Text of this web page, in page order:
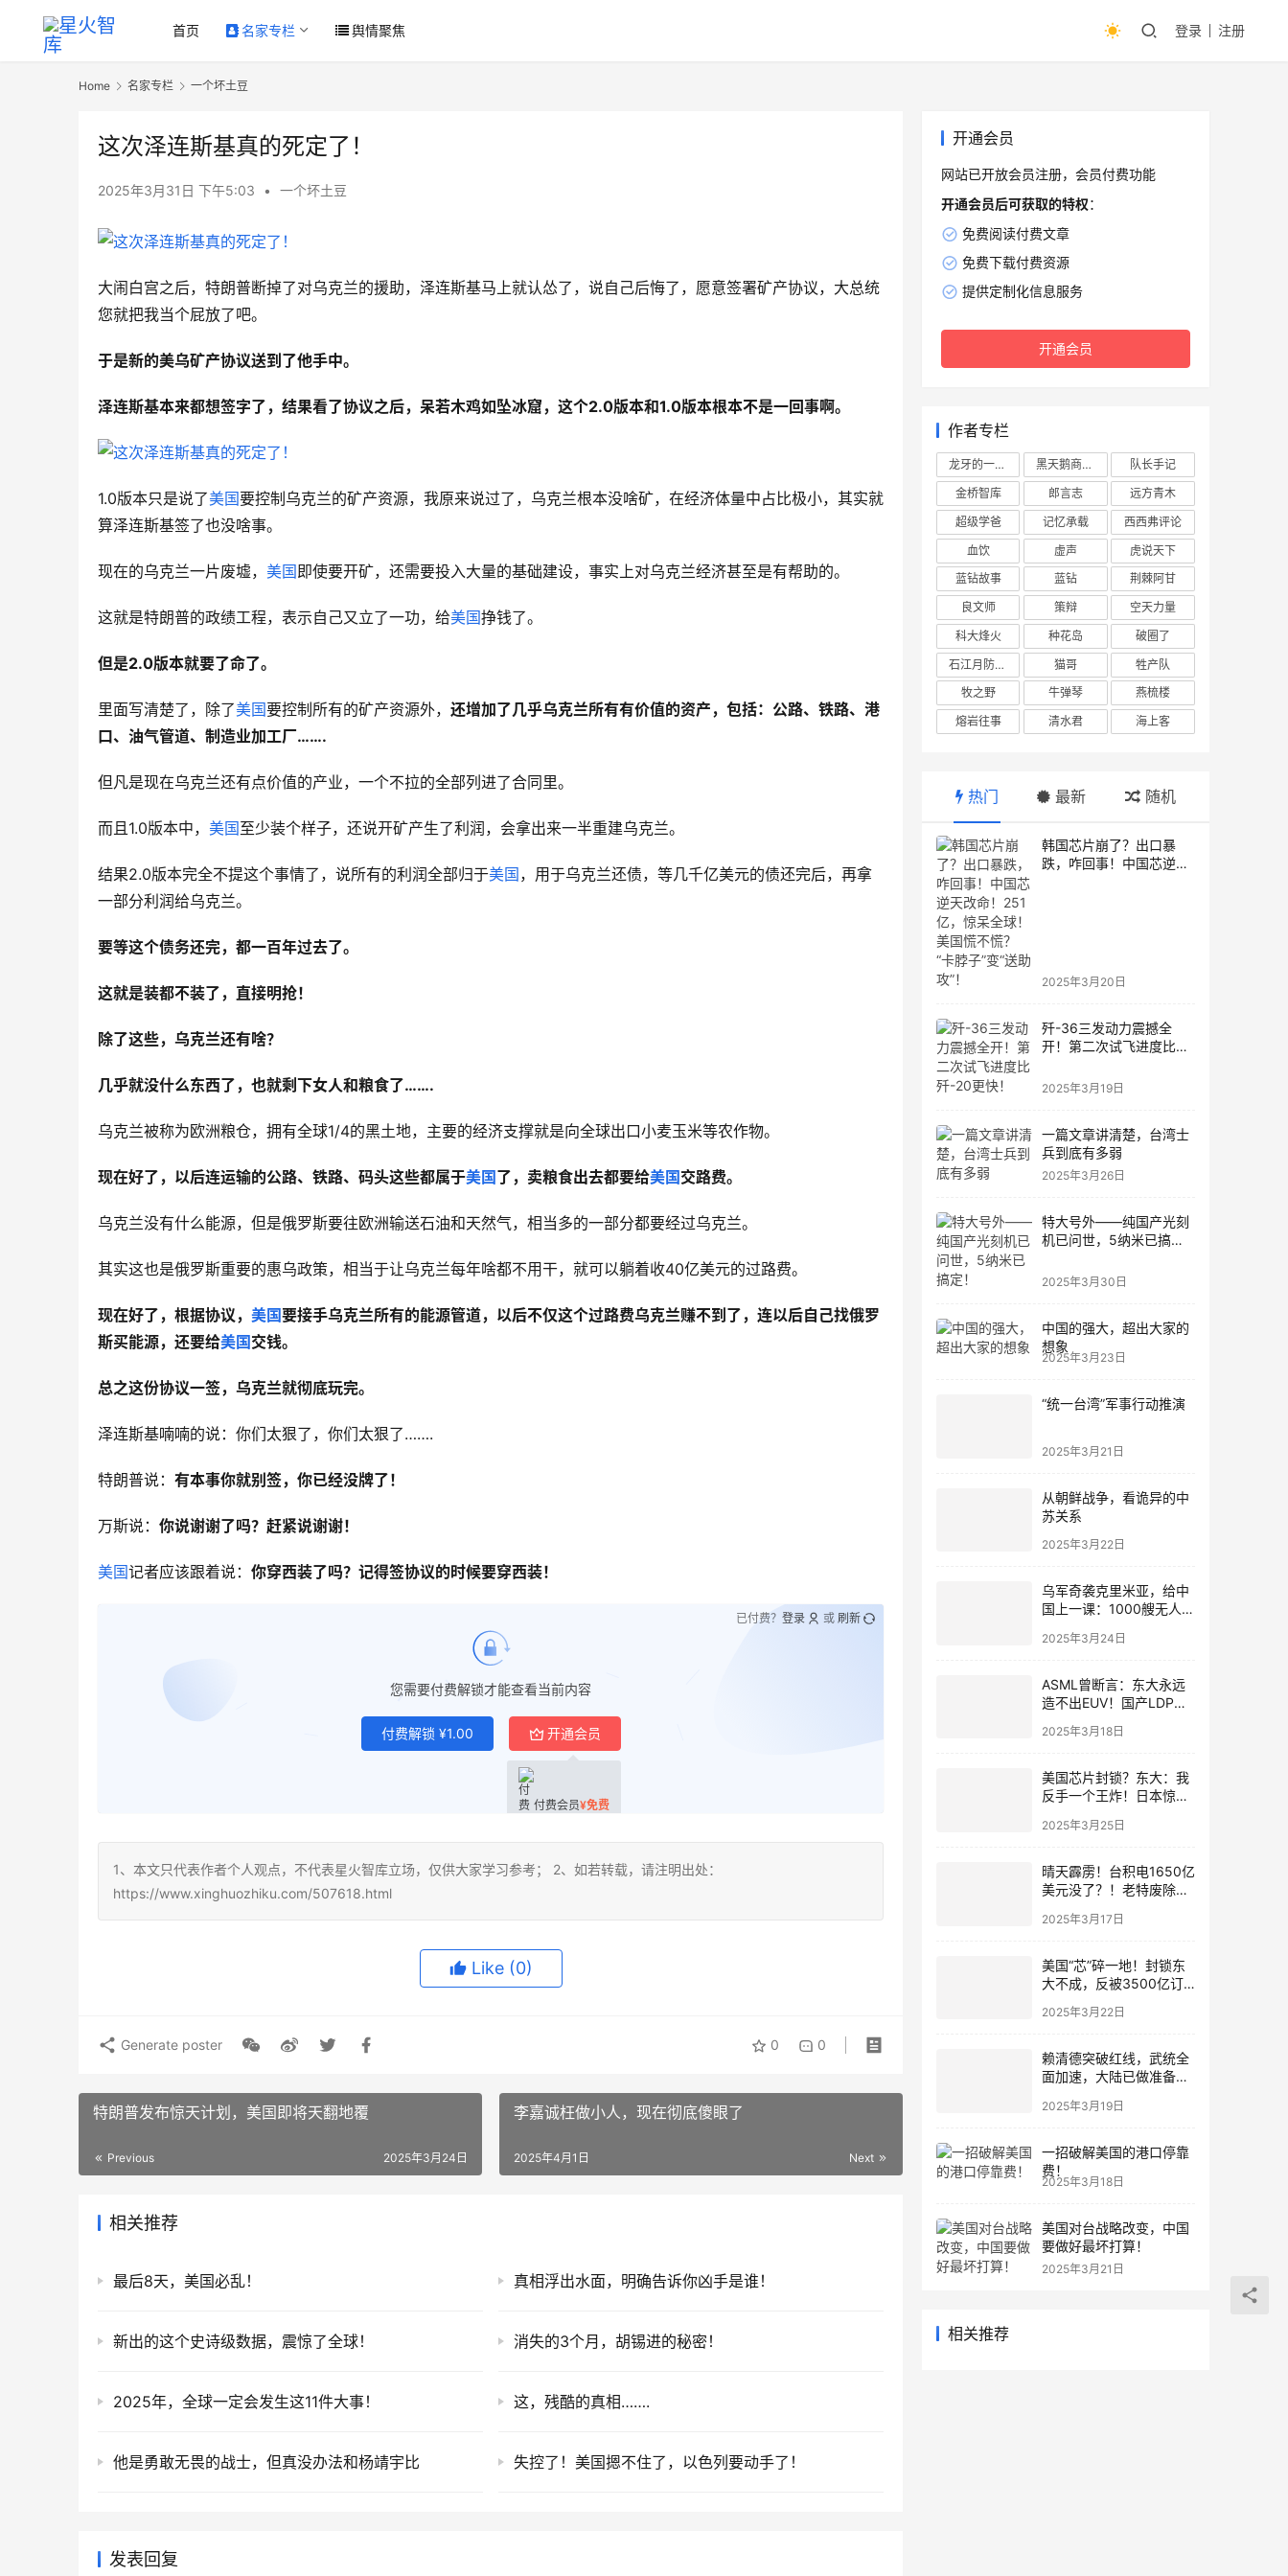
首页 名家专栏 舆情聚焦 登录 注册
Home 名家专栏 一个坏土豆
这次泽连斯基真的死定了！
2025年3月31日 下午5:03 • 一个坏土豆
大闹白宫之后，特朗普断掉了对乌克兰的援助，泽连斯基马上就认怂了，说自己后悔了，愿意签署矿产协议，大总统
您就把我当个屁放了吧。
于是新的美乌矿产协议送到了他手中。
泽连斯基本来都想签字了，结果看了协议之后，呆若木鸡如坠冰窟，这个2.0版本和1.0版本根本不是一回事啊。
1.0版本只是说了美国要控制乌克兰的矿产资源，我原来说过了，乌克兰根本没啥矿，在经济体量中占比极小，其实就
算泽连斯基签了也没啥事。
现在的乌克兰一片废墟， 美国即使要开矿，还需要投入大量的基础建设，事实上对乌克兰经济甚至是有帮助的。
这就是特朗普的政绩工程，表示自己又立了一功，给美国挣钱了。
但是2.0版本就要了命了。
里面写清楚了，除了美国要控制所有的矿产资源外， 还增加了几乎乌克兰所有有价值的资产，包括：公路、铁路、港
口、油气管道、制造业加工厂…….
但凡是现在乌克兰还有点价值的产业，一个不拉的全部列进了合同里。
而且1.0版本中， 美国至少装个样子，还说开矿产生了利润，会拿出来一半重建乌克兰。
结果2.0版本完全不提这个事情了，说所有的利润全部归于美国 ，用于乌克兰还债，等几千亿美元的债还完后，再拿
一部分利润给乌克兰。
要等这个债务还完，都一百年过去了。
这就是装都不装了，直接明抢！
除了这些，乌克兰还有啥？
几乎就没什么东西了，也就剩下女人和粮食了…….
乌克兰被称为欧洲粮仓，拥有全球1/4的黑土地，主要的经济支撑就是向全球出口小麦玉米等农作物。
现在好了，以后连运输的公路、铁路、码头这些都属于美国 了，卖粮食出去都要给美国 交路费。
乌克兰没有什么能源，但是俄罗斯要往欧洲输送石油和天然气，相当多的一部分都要经过乌克兰。
其实这也是俄罗斯重要的惠乌政策，相当于让乌克兰每年啥都不用干，就可以躺着收40亿美元的过路费。
现在好了，根据协议， 美国要接手乌克兰所有的能源管道，以后不仅这个过路费乌克兰赚不到了，连以后自己找俄罗
斯买能源，还要给美国 交钱。
总之这份协议一签，乌克兰就彻底玩完。
泽连斯基喃喃的说：你们太狠了，你们太狠了…….
特朗普说： 有本事你就别签，你已经没牌了！
万斯说： 你说谢谢了吗？赶紧说谢谢！
美国记者应该跟着说： 你穿西装了吗？记得签协议的时候要穿西装！
您需要付费解锁才能查看当前内容
付费解锁 ¥1.00 开通会员
付费会员¥免费
已付费？ 登录 或 刷新
1、本文只代表作者个人观点，不代表星火智库立场，仅供大家学习参考； 2、如若转载，请注明出处：
https://www.xinghuozhiku.com/507618.html
Like (0)
0 0
Generate poster
特朗普发布惊天计划，美国即将天翻地覆
Previous 2025年3月24日
李嘉诚枉做小人，现在彻底傻眼了
Next
2025年4月1日
相关推荐
最后8天，美国必乱！ 真相浮出水面，明确告诉你凶手是谁！
新出的这个史诗级数据，震惊了全球！ 消失的3个月，胡锡进的秘密！
2025年，全球一定会发生这11件大事！ 这，残酷的真相…….
他是勇敢无畏的战士，但真没办法和杨靖宇比 失控了！美国摁不住了，以色列要动手了！
发表回复
开通会员
网站已开放会员注册，会员付费功能
开通会员后可获取的特权：
免费阅读付费文章
免费下载付费资源
提供定制化信息服务
开通会员
作者专栏
龙牙的一座山 黑天鹅商业情报站
队长手记
金桥智库
郎言志
远方青木
超级学爸
记忆承载
西西弗评论
血饮
虚声
虎说天下
蓝钻故事
蓝钻
荆棘阿甘
良文师
策辩
空天力量
科大烽火
种花岛
破圈了
石江月防务观察
猫哥
牲产队
牧之野
牛弹琴
燕梳楼
熔岩往事
清水君 海上客
热门 最新 随机
韩国芯片崩了？出口暴
跌，咋回事！中国芯逆天
2025年3月20日
歼-36三发动力震撼全
开！第二次试飞进度比
2025年3月19日
一篇文章讲清楚，台湾士
兵到底有多弱
2025年3月26日
特大号外——纯国产光刻
机已问世，5纳米已搞
2025年3月30日
中国的强大，超出大家的
想象
2025年3月23日
“统一台湾”军事行动推演
2025年3月21日
从朝鲜战争，看诡异的中
苏关系
2025年3月22日
乌军奇袭克里米亚，给中
国上一课：1000艘无人母
2025年3月24日
ASML曾断言：东大永远
造不出EUV！国产LDP光
化？六年封锁成笑话，科
2025年3月18日
美国芯片封锁？东大：我
反手一个王炸！日本惊
太绝！全球芯片变天！看
2025年3月25日
晴天霹雳！台积电1650亿
美元没了？！老特废除芯
芯的春天来了？！
2025年3月17日
美国“芯”碎一地！封锁东
大不成，反被3500亿订
之灾！
2025年3月22日
赖清德突破红线，武统全
面加速，大陆已做准备，
2025年3月19日
一招破解美国的港口停靠
费！
2025年3月18日
美国对台战略改变，中国
要做好最坏打算！
2025年3月21日
相关推荐